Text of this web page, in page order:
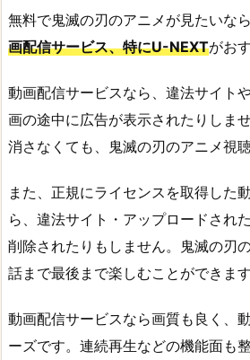
無料で鬼滅の刃のアニメが見たいなら
画配信サービス、特にU-NEXTがお
動画配信サービスなら、違法サイト
画の途中に広告が表示されたりしま
消さなくても、鬼滅の刃のアニメ視
また、正規にライセンスを取得した
ら、違法サイト・アップロードされ
削除されたりもしません。鬼滅の刃
話まで最後まで楽しむことができます
動画配信サービスなら画質も良く、
ーズです。連続再生などの機能面も